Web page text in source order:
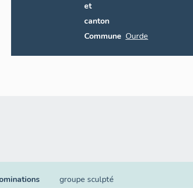
et
canton
Commune Ourde
groupe sculpté